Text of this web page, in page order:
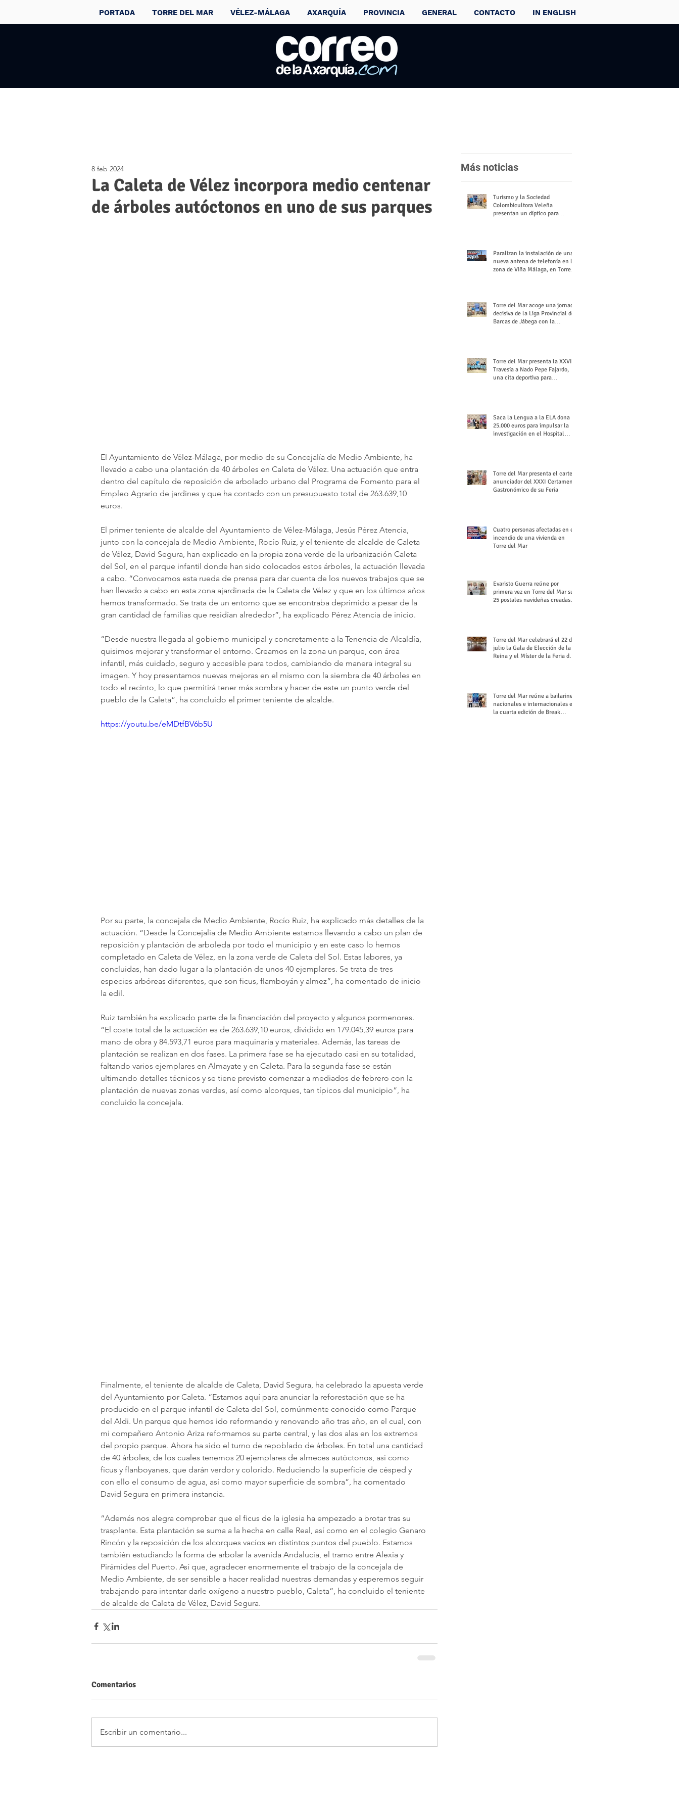
PORTADA TORRE DEL MAR VÉLEZ-MÁLAGA AXARQUÍA PROVINCIA GENERAL CONTACTO IN ENGLISH
La Caleta de Vélez incorpora medio centenar
de árboles autóctonos en uno de sus parques
8 feb 2024
El Ayuntamiento de Vélez-Málaga, por medio de su Concejalía de Medio Ambiente, ha
llevado a cabo una plantación de 40 árboles en Caleta de Vélez. Una actuación que entra
dentro del capítulo de reposición de arbolado urbano del Programa de Fomento para el
Empleo Agrario de jardines y que ha contado con un presupuesto total de 263.639,10
euros.
El primer teniente de alcalde del Ayuntamiento de Vélez-Málaga, Jesús Pérez Atencia,
junto con la concejala de Medio Ambiente, Rocío Ruiz, y el teniente de alcalde de Caleta
de Vélez, David Segura, han explicado en la propia zona verde de la urbanización Caleta
del Sol, en el parque infantil donde han sido colocados estos árboles, la actuación llevada
a cabo. “Convocamos esta rueda de prensa para dar cuenta de los nuevos trabajos que se
han llevado a cabo en esta zona ajardinada de la Caleta de Vélez y que en los últimos años
hemos transformado. Se trata de un entorno que se encontraba deprimido a pesar de la
gran cantidad de familias que residían alrededor”, ha explicado Pérez Atencia de inicio.
“Desde nuestra llegada al gobierno municipal y concretamente a la Tenencia de Alcaldía,
quisimos mejorar y transformar el entorno. Creamos en la zona un parque, con área
infantil, más cuidado, seguro y accesible para todos, cambiando de manera integral su
imagen. Y hoy presentamos nuevas mejoras en el mismo con la siembra de 40 árboles en
todo el recinto, lo que permitirá tener más sombra y hacer de este un punto verde del
pueblo de la Caleta”, ha concluido el primer teniente de alcalde.
https://youtu.be/eMDtfBV6b5U
Por su parte, la concejala de Medio Ambiente, Rocío Ruiz, ha explicado más detalles de la
actuación. “Desde la Concejalía de Medio Ambiente estamos llevando a cabo un plan de
reposición y plantación de arboleda por todo el municipio y en este caso lo hemos
completado en Caleta de Vélez, en la zona verde de Caleta del Sol. Estas labores, ya
concluidas, han dado lugar a la plantación de unos 40 ejemplares. Se trata de tres
especies arbóreas diferentes, que son ficus, flamboyán y almez”, ha comentado de inicio
la edil.
Ruiz también ha explicado parte de la financiación del proyecto y algunos pormenores.
“El coste total de la actuación es de 263.639,10 euros, dividido en 179.045,39 euros para
mano de obra y 84.593,71 euros para maquinaria y materiales. Además, las tareas de
plantación se realizan en dos fases. La primera fase se ha ejecutado casi en su totalidad,
faltando varios ejemplares en Almayate y en Caleta. Para la segunda fase se están
ultimando detalles técnicos y se tiene previsto comenzar a mediados de febrero con la
plantación de nuevas zonas verdes, así como alcorques, tan típicos del municipio”, ha
concluido la concejala.
Finalmente, el teniente de alcalde de Caleta, David Segura, ha celebrado la apuesta verde
del Ayuntamiento por Caleta. “Estamos aquí para anunciar la reforestación que se ha
producido en el parque infantil de Caleta del Sol, comúnmente conocido como Parque
del Aldi. Un parque que hemos ido reformando y renovando año tras año, en el cual, con
mi compañero Antonio Ariza reformamos su parte central, y las dos alas en los extremos
del propio parque. Ahora ha sido el turno de repoblado de árboles. En total una cantidad
de 40 árboles, de los cuales tenemos 20 ejemplares de almeces autóctonos, así como
ficus y flanboyanes, que darán verdor y colorido. Reduciendo la superficie de césped y
con ello el consumo de agua, así como mayor superficie de sombra”, ha comentado
David Segura en primera instancia.
“Además nos alegra comprobar que el ficus de la iglesia ha empezado a brotar tras su
trasplante. Esta plantación se suma a la hecha en calle Real, así como en el colegio Genaro
Rincón y la reposición de los alcorques vacíos en distintos puntos del pueblo. Estamos
también estudiando la forma de arbolar la avenida Andalucía, el tramo entre Alexia y
Pirámides del Puerto. Así que, agradecer enormemente el trabajo de la concejala de
Medio Ambiente, de ser sensible a hacer realidad nuestras demandas y esperemos seguir
trabajando para intentar darle oxígeno a nuestro pueblo, Caleta”, ha concluido el teniente
de alcalde de Caleta de Vélez, David Segura.
Comentarios
Escribir un comentario...
Más noticias
Turismo y la Sociedad
Colombicultora Veleña
presentan un díptico para
Paralizan la instalación de una
nueva antena de telefonía en la
zona de Viña Málaga, en Torre
Torre del Mar acoge una jornada
decisiva de la Liga Provincial de
Barcas de Jábega con la
Torre del Mar presenta la XXVI
Travesía a Nado Pepe Fajardo,
una cita deportiva para
Saca la Lengua a la ELA dona
25.000 euros para impulsar la
investigación en el Hospital
Torre del Mar presenta el cartel
anunciador del XXXI Certamen
Gastronómico de su Feria
Cuatro personas afectadas en el
incendio de una vivienda en
Torre del Mar
Evaristo Guerra reúne por
primera vez en Torre del Mar sus
25 postales navideñas creadas
Torre del Mar celebrará el 22 de
julio la Gala de Elección de la
Reina y el Míster de la Feria de
Torre del Mar reúne a bailarines
nacionales e internacionales en
la cuarta edición de Break